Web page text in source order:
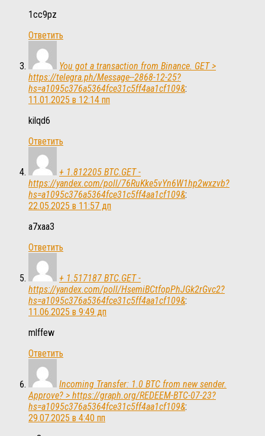
1cc9pz
Ответить
You got a transaction from Binance. GET >
https://telegra.ph/Message--2868-12-25?
hs=a1095c376a5364fce31c5ff4aa1cf109&:
11.01.2025 в 12:14 пп
kilqd6
Ответить
+ 1.812205 BTC.GET -
https://yandex.com/poll/76RuKke5vYn6W1hp2wxzvb?
hs=a1095c376a5364fce31c5ff4aa1cf109&:
22.05.2025 в 11:57 дп
a7xaa3
Ответить
+ 1.517187 BTC.GET -
https://yandex.com/poll/HsemiBCtfopPhJGk2rGvc2?
hs=a1095c376a5364fce31c5ff4aa1cf109&:
11.06.2025 в 9:49 дп
mlffew
Ответить
Incoming Transfer: 1.0 BTC from new sender.
Approve? > https://graph.org/REDEEM-BTC-07-23?
hs=a1095c376a5364fce31c5ff4aa1cf109&:
29.07.2025 в 4:40 пп